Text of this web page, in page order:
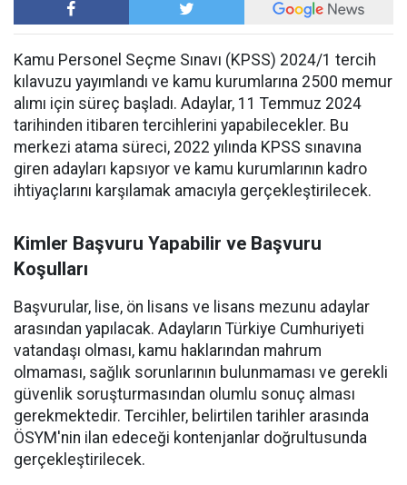
Kamu Personel Seçme Sınavı (KPSS) 2024/1 tercih
kılavuzu yayımlandı ve kamu kurumlarına 2500 memur
alımı için süreç başladı. Adaylar, 11 Temmuz 2024
tarihinden itibaren tercihlerini yapabilecekler. Bu
merkezi atama süreci, 2022 yılında KPSS sınavına
giren adayları kapsıyor ve kamu kurumlarının kadro
ihtiyaçlarını karşılamak amacıyla gerçekleştirilecek.
Kimler Başvuru Yapabilir ve Başvuru
Koşulları
Başvurular, lise, ön lisans ve lisans mezunu adaylar
arasından yapılacak. Adayların Türkiye Cumhuriyeti
vatandaşı olması, kamu haklarından mahrum
olmaması, sağlık sorunlarının bulunmaması ve gerekli
güvenlik soruşturmasından olumlu sonuç alması
gerekmektedir. Tercihler, belirtilen tarihler arasında
ÖSYM'nin ilan edeceği kontenjanlar doğrultusunda
gerçekleştirilecek.